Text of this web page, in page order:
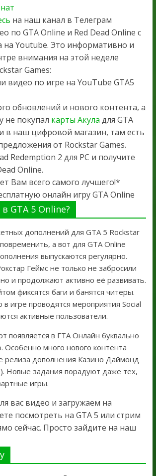
на наш канал в Телеграм
по GTA Online и Red Dead Online с
на Youtube. Это информативно и
внимания на этой неделе
Games:
видео по игре на YouTube GTA5
обновлений и нового контента, а
не покупал карты Акула для GTA
в наш цифровой магазин, там есть
от Rockstar Games.
Redemption 2 для PC и получите
Online.
Вам всего самого лучшего!*
онлайн игру GTA Online
GTA 5 Online?
дополнений для GTA 5 Rockstar
а вот для GTA Online
выпускаются регулярно.
Геймс не только не забросили
и продолжают активно её развивать.
фиксятся баги и банятся читеры.
игре проводятся мероприятия Social
активные пользователи.
появляется в ГТА Онлайн буквально
много нового контента
релиза дополнения Казино Даймонд
Новые задания порадуют даже тех,
игры.
вас видео и загружаем на
посмотреть на GTA 5 или стрим
сейчас. Просто зайдите на наш